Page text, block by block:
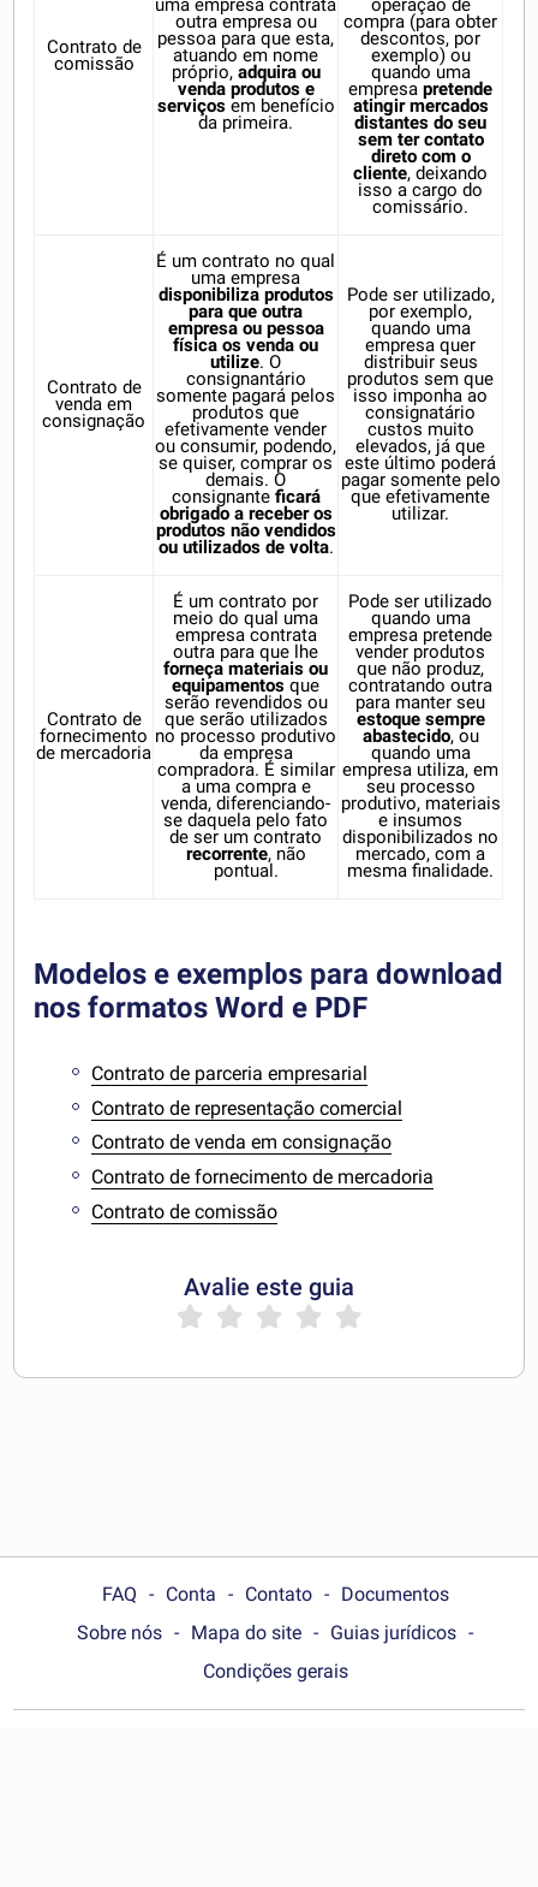
Contrato de
comissão
uma empresa contrata
outra empresa ou
pessoa para que esta,
atuando em nome
próprio, adquira ou
venda produtos e
serviçosem benefício
da primeira.
operação de
compra (para obter
descontos, por
exemplo) ou
quando uma
empresapretende
atingir mercados
distantes do seu
sem ter contato
direto com o
cliente, deixando
isso a cargo do
comissário.
Contrato de
venda em
consignação
É um contrato no qual
uma empresa
disponibiliza produtos
para que outra
empresa ou pessoa
física os venda ou
utilize. O
consignantário
somente pagará pelos
produtos que
efetivamente vender
ou consumir, podendo,
se quiser, comprar os
demais. O
consignante ficará
obrigado a receber os
produtos não vendidos
ou utilizados de volta.
Pode ser utilizado,
por exemplo,
quando uma
empresa quer
distribuir seus
produtos sem que
isso imponha ao
consignatário
custos muito
elevados, já que
este último poderá
pagar somente pelo
que efetivamente
utilizar.
Contrato de
fornecimento
de mercadoria
É um contrato por
meio do qual uma
empresa contrata
outra para que lhe
forneça materiais ou
equipamentos que
serão revendidos ou
que serão utilizados
no processo produtivo
da empresa
compradora. É similar
a uma compra e
venda, diferenciando-
se daquela pelo fato
de ser um contrato
recorrente, não
pontual.
Pode ser utilizado
quando uma
empresa pretende
vender produtos
que não produz,
contratando outra
para manter seu
estoque sempre
abastecido, ou
quando uma
empresa utiliza, em
seu processo
produtivo, materiais
e insumos
disponibilizados no
mercado, com a
mesma finalidade.
Modelos e exemplos para download
nos formatos Word e PDF
Contrato de parceria empresarial
Contrato de representação comercial
Contrato de venda em consignação
Contrato de fornecimento de mercadoria
Contrato de comissão
Avalie este guia
FAQ Conta Contato
Documentos
Sobre nós
Mapa do site
Guias jurídicos
Condições gerais